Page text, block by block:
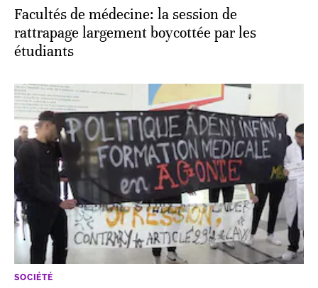
Facultés de médecine: la session de
rattrapage largement boycottée par les
étudiants
SOCIÉTÉ